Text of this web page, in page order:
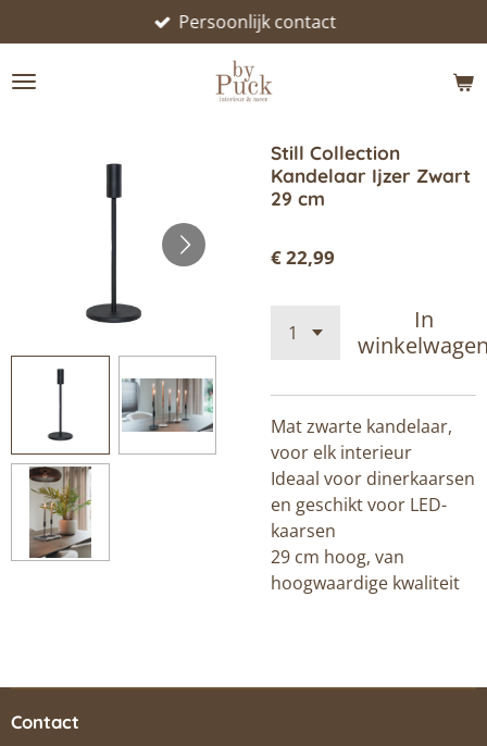
direct
naar
Persoonlijk contact
Still Collection
Kandelaar Ijzer Zwart
29 cm
€ 22,99
In
Mat zwarte kandelaar,
voor elk interieur
Ideaal voor dinerkaarsen
en geschikt voor LED-
kaarsen
29 cm hoog, van
hoogwaardige kwaliteit
Contact